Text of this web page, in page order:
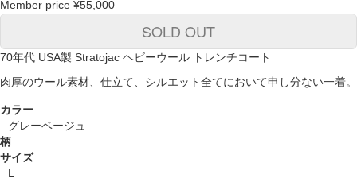
Member price ¥55,000
SOLD OUT
70年代 USA製 Stratojac ヘビーウール トレンチコート
肉厚のウール素材、仕立て、シルエット全てにおいて申し分ない一着。
カラー
グレーベージュ
柄
サイズ
L